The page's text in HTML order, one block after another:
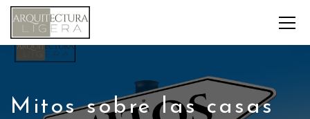
Mitos sobre las casas